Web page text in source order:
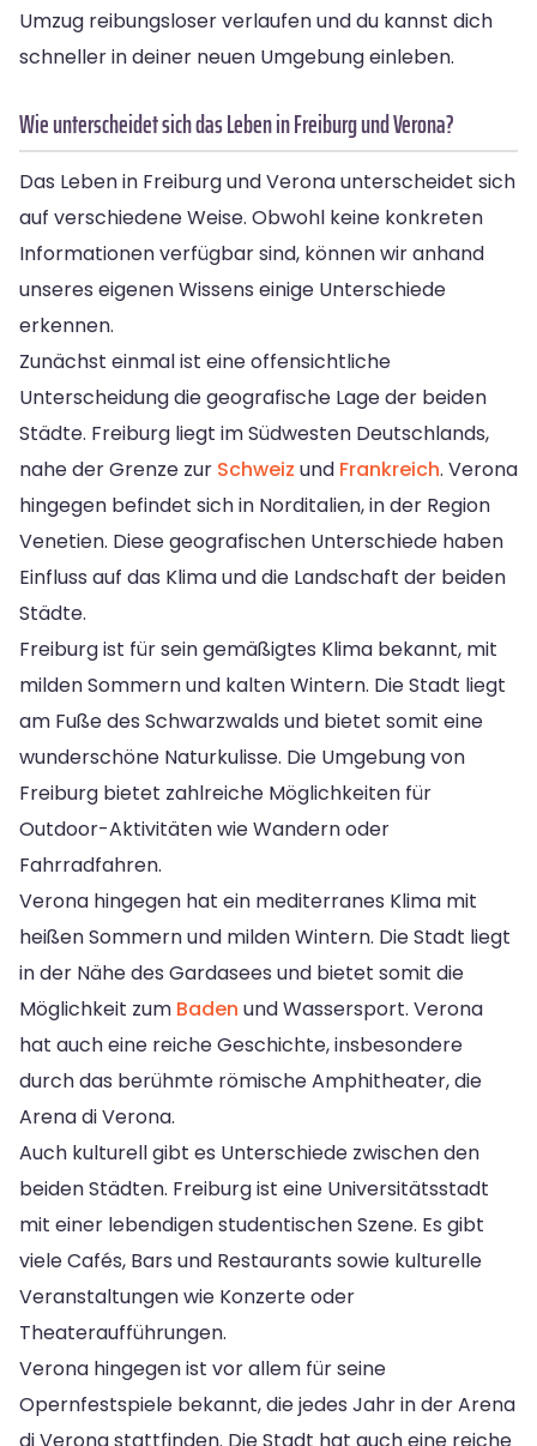
Umzug reibungsloser verlaufen und du kannst dich
schneller in deiner neuen Umgebung einleben.
Wie unterscheidet sich das Leben in Freiburg und Verona?
Das Leben in Freiburg und Verona unterscheidet sich
auf verschiedene Weise. Obwohl keine konkreten
Informationen verfügbar sind, können wir anhand
unseres eigenen Wissens einige Unterschiede
erkennen.
Zunächst einmal ist eine offensichtliche
Unterscheidung die geografische Lage der beiden
Städte. Freiburg liegt im Südwesten Deutschlands,
nahe der Grenze zur Schweiz und Frankreich. Verona
hingegen befindet sich in Norditalien, in der Region
Venetien. Diese geografischen Unterschiede haben
Einfluss auf das Klima und die Landschaft der beiden
Städte.
Freiburg ist für sein gemäßigtes Klima bekannt, mit
milden Sommern und kalten Wintern. Die Stadt liegt
am Fuße des Schwarzwalds und bietet somit eine
wunderschöne Naturkulisse. Die Umgebung von
Freiburg bietet zahlreiche Möglichkeiten für
Outdoor-Aktivitäten wie Wandern oder
Fahrradfahren.
Verona hingegen hat ein mediterranes Klima mit
heißen Sommern und milden Wintern. Die Stadt liegt
in der Nähe des Gardasees und bietet somit die
Möglichkeit zum Baden und Wassersport. Verona
hat auch eine reiche Geschichte, insbesondere
durch das berühmte römische Amphitheater, die
Arena di Verona.
Auch kulturell gibt es Unterschiede zwischen den
beiden Städten. Freiburg ist eine Universitätsstadt
mit einer lebendigen studentischen Szene. Es gibt
viele Cafés, Bars und Restaurants sowie kulturelle
Veranstaltungen wie Konzerte oder
Theateraufführungen.
Verona hingegen ist vor allem für seine
Opernfestspiele bekannt, die jedes Jahr in der Arena
di Verona stattfinden. Die Stadt hat auch eine reiche